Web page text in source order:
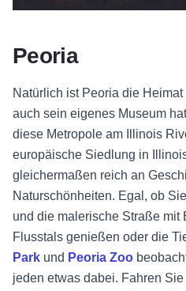
Peoria
Natürlich ist Peoria die
auch sein eigenes Museum
diese Metropole am Illinois
europäische Siedlung in
gleichermaßen reich an
Naturschönheiten. Egal, ob
und die malerische Straße mit
Flusstals genießen oder die
Park und Peoria Zoo
jeden etwas dabei. Fahren